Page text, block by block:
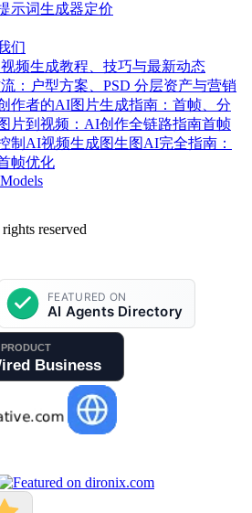
示词生成器定价
们
频生成教程、技巧与最新动态
：户型方案、PSD 分层资产与营销
作者的AI图片生成指南：首帧、分
片到视频：AI创作全链路指南首帧
制AI视频生成图生图AI完全指南：
帧优化
reserved